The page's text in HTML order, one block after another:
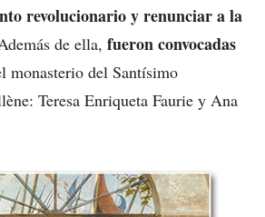
revolucionario y renunciar a la
de ella, fueron convocadas
monasterio del Santísimo
Teresa Enriqueta Faurie y Ana